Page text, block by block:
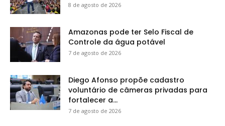
8 de agosto de 2026
Amazonas pode ter Selo Fiscal de
Controle da água potável
7 de agosto de 2026
Diego Afonso propõe cadastro
voluntário de câmeras privadas para
fortalecer a...
7 de agosto de 2026